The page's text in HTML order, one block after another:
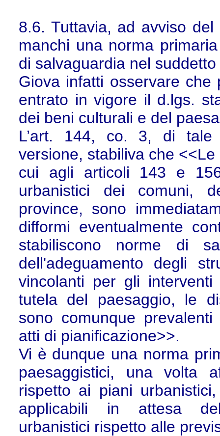
8.6. Tuttavia, ad avviso
manchi una norma
di salvaguardia nel
Giova infatti osservare
entrato in vigore il d.lgs.
dei beni culturali e del
L’art. 144, co. 3, di tale
versione, stabiliva che
cui agli articoli 143 e
urbanistici dei comuni,
province, sono
difformi eventualmente
stabiliscono norme di
dell'adeguamento degli
vincolanti per gli
tutela del paesaggio, le
sono comunque
atti di pianificazione>>.
Vi è dunque una norma
paesaggistici, una volta
rispetto ai piani
applicabili in attesa
urbanistici rispetto alle